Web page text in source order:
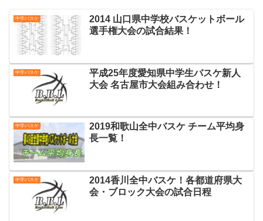
中学バスケ
2014 山口県中学校バスケットボール
選手権大会の試合結果！
中学バスケ
平成25年度愛知県中学生バスケ新人
大会 名古屋市大会組み合わせ！
中学バスケ
2019和歌山全中バスケ チーム平均身
長一覧！
中学バスケ
2014香川全中バスケ！各都道府県大
会・ブロック大会の試合日程